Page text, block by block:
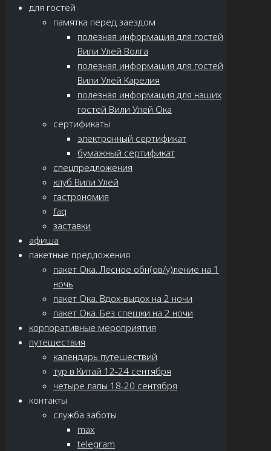
для гостей
памятка перед заездом
полезная информация для гостей
Вили Улей Волга
полезная информация для гостей
Вили Улей Карелия
полезная информация для наших
гостей Вили Улей Ока
сертификаты
электронный сертификат
бумажный сертификат
спецпредложения
клуб Вили Улей
гастрономия
faq
заставки
афиша
пакетные предложения
пакет Ока. Лесное обн(ов/у)ление на 1
ночь
пакет Ока. Вдох-выдох на 2 ночи
пакет Ока. Без спешки на 2 ночи
корпоративные мероприятия
путешествия
календарь путешествий
тур в Китай 12-24 сентября
четыре лапы 18-20 сентября
контакты
служба заботы
max
telegram